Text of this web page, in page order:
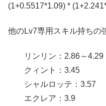
(1+0.5517*1.09) *
他のLv7専用スキル持ちの
リンリン：2.86～4.29
クィント：3.45
シャルロッテ：3.57
エクレア：3.9